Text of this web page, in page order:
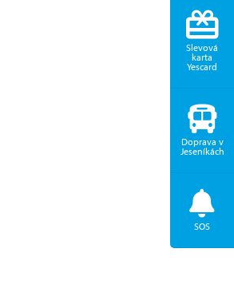
Slevová
karta
Yescard
Doprava v
Jeseníkách
SOS